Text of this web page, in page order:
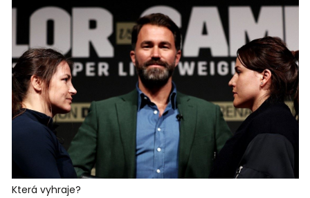
Která vyhraje?